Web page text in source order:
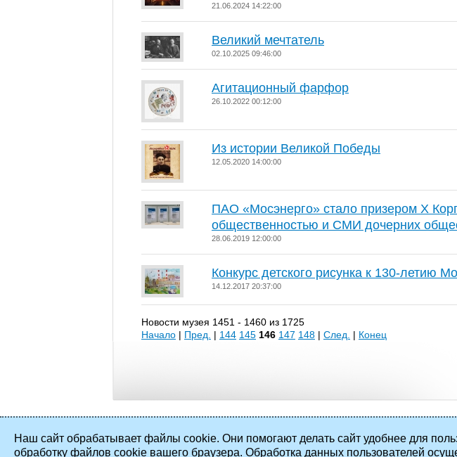
21.06.2024 14:22:00
Великий мечтатель
02.10.2025 09:46:00
Агитационный фарфор
26.10.2022 00:12:00
Из истории Великой Победы
12.05.2020 14:00:00
ПАО «Мосэнерго» стало призером X
общественностью и СМИ дочерних
28.06.2019 12:00:00
Конкурс детского рисунка к 130-летию
14.12.2017 20:37:00
Новости музея 1451 - 1460 из 1725
Начало | Пред. | 144 145 146 147 148 | След. | Конец
Наш сайт обрабатывает файлы cookie. Они помогают делать сайт удобнее для
обработку файлов cookie вашего браузера. Обработка данных пользователей